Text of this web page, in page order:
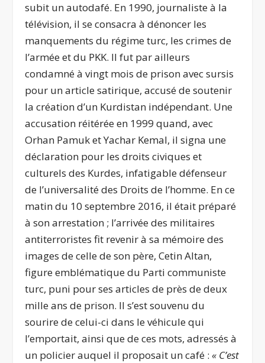
subit un autodafé. En 1990, journaliste à la
télévision, il se consacra à dénoncer les
manquements du régime turc, les crimes de
l’armée et du PKK. Il fut par ailleurs
condamné à vingt mois de prison avec sursis
pour un article satirique, accusé de soutenir
la création d’un Kurdistan indépendant. Une
accusation réitérée en 1999 quand, avec
Orhan Pamuk et Yachar Kemal, il signa une
déclaration pour les droits civiques et
culturels des Kurdes, infatigable défenseur
de l’universalité des Droits de l’homme. En ce
matin du 10 septembre 2016, il était préparé
à son arrestation ; l’arrivée des militaires
antiterroristes fit revenir à sa mémoire des
images de celle de son père, Cetin Altan,
figure emblématique du Parti communiste
turc, puni pour ses articles de près de deux
mille ans de prison. Il s’est souvenu du
sourire de celui-ci dans le véhicule qui
l’emportait, ainsi que de ces mots, adressés à
un policier auquel il proposait un café :« C’est